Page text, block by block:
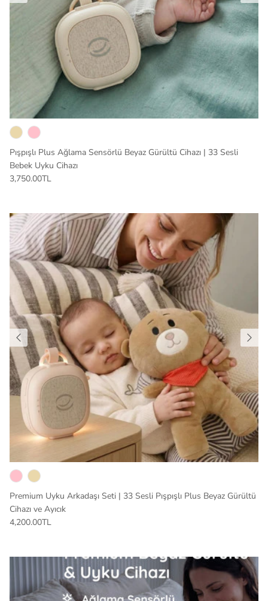
Pışpışlı Plus Ağlama Sensörlü Beyaz Gürültü Cihazı | 33 Sesli
Bebek Uyku Cihazı
3,750.00TL
Premium Uyku Arkadaşı Seti | 33 Sesli Pışpışlı Plus Beyaz Gürültü
Cihazı ve Ayıcık
4,200.00TL